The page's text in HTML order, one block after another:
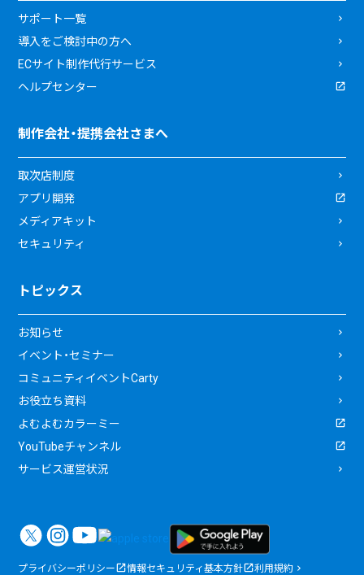
サポート一覧
導入をご検討中の方へ
ECサイト制作代行サービス
ヘルプセンター
制作会社・提携会社さまへ
取次店制度
アプリ開発
メディアキット
セキュリティ
トピックス
お知らせ
イベント・セミナー
コミュニティイベントCarty
お役立ち資料
よむよむカラーミー
YouTubeチャンネル
サービス運営状況
プライバシーポリシー 情報セキュリティ基本方針
利用規約